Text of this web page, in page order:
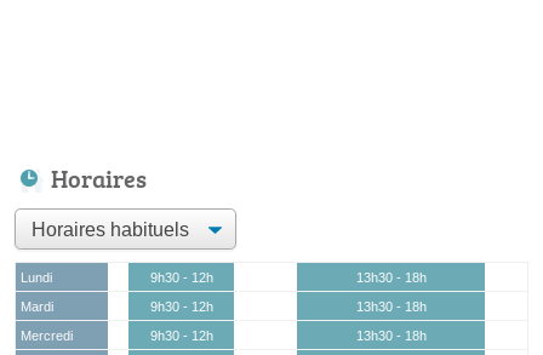
Horaires
Lundi 9h30 - 12h
13h30 - 18h
Mardi
9h30 - 12h
13h30 - 18h
Mercredi
9h30 - 12h
13h30 - 18h